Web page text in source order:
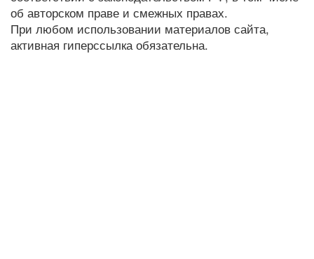
об авторском праве и смежных правах.
При любом использовании материалов сайта,
активная гиперссылка обязательна.